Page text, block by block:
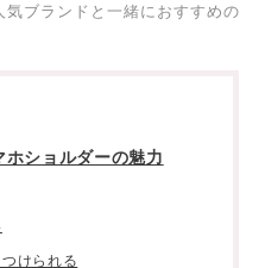
ブランドと一緒におすすめの
ショルダーの魅力
けられる